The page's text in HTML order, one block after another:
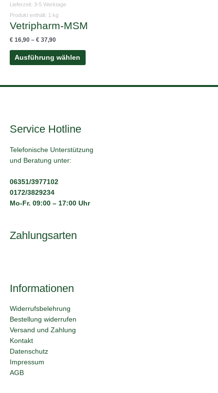
Lieferzeit: 3-5 Werktage
Produkt enthält: 1 kg
Vetripharm-MSM
€ 16,90 – € 37,90
Ausführung wählen
Die
der
gewählt
Service Hotline
Telefonische Unterstützung
und Beratung unter:
06351/3977102
0172/3829234
Mo-Fr. 09:00 – 17:00 Uhr
Zahlungsarten
Informationen
Widerrufsbelehrung
Bestellung widerrufen
Versand und Zahlung
Kontakt
Datenschutz
Impressum
AGB